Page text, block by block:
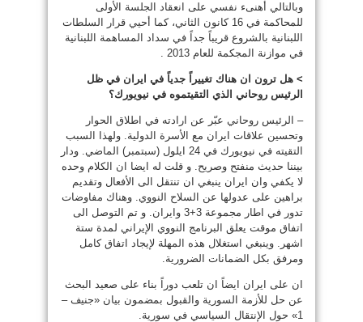
وبالتالي أهنىء نفسي على انعقاد الجلسة الأولى
للمحاكمة في 16 كانون الثاني، كما أحيي قرار السلطات
اللبنانية بالشروع قريباً جداً في سداد المساهمة اللبنانية
في موازنة المجكمة للعام 2013 .
> هل ترون ان هناك تغييراً جدياً في ايران في ظل
الرئيس روحاني الذي التقيتموه في نيويورك؟
– الرئيس روحاني عبّر عن ارادته في اطلاق الحوار
وتحسين علاقات ايران مع الأسرة الدولية. ولهذا السبب
التقيته في نيويورك في 24 ايلول (سبتمبر) الماضي. ودار
بيننا حديث منفتح وصريح. و قلت له ايضا ان الكلام وحده
لا يكفي وان ايران ينبغي ان تنتقل الى الأفعال وتقديم
براهين على عدولها عن السلاح النووي. وهناك مفاوضات
تدور في اطار مجموعة 3+3 وايران. و تم التوصل الى
اتفاق موقت يعلق البرنامج النووي الإيراني لمدة ستة
اشهر. وينبغي استغلال هذه المهلة لإيجاد اتفاق كامل
ومرفق بكل الضمانات الضرورية.
ان على ايران ايضاً ان تلعب دوراً بناء على صعيد البحث
عن حل للأزمة السورية والقبول بمضمون بيان «جنيف –
1» حول الإنتقال السياسي في سورية.